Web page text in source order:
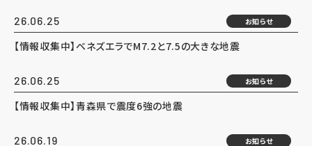
26.06.25 お知らせ
【情報収集中】ベネズエラでM7.2と7.5の大きな地震
26.06.25 お知らせ
【情報収集中】青森県で震度6強の地震
26.06.19 お知らせ